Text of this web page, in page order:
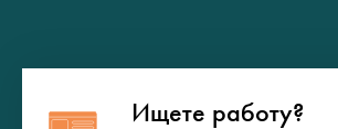
Ищете работу?